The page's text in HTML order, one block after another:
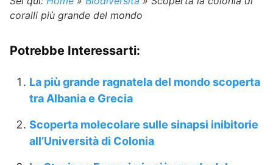
coralli più grande del mondo
Potrebbe Interessarti:
La più grande ragnatela del mondo scoperta
tra Albania e Grecia
Scoperta molecolare sulle sinapsi inibitorie
all’Università di Colonia